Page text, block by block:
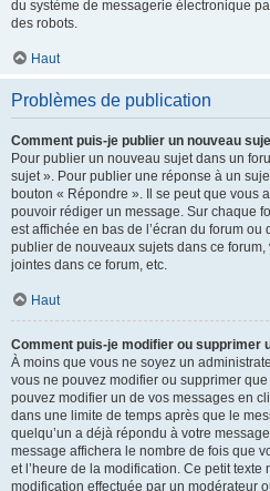
du système de messagerie électronique
des robots.
Haut
Problèmes de publication
Comment puis-je publier un nouveau
Pour publier un nouveau sujet dans un
sujet ». Pour publier une réponse à un
bouton « Répondre ». Il se peut que vous
pouvoir rédiger un message. Sur chaque
est affichée en bas de l’écran du forum
publier de nouveaux sujets dans ce
jointes dans ce forum, etc.
Haut
Comment puis-je modifier ou supprimer
À moins que vous ne soyez un
vous ne pouvez modifier ou supprimer
pouvez modifier un de vos messages en
dans une limite de temps après que le
quelqu’un a déjà répondu à votre
message affichera le nombre de fois que
et l’heure de la modification. Ce petit texte
modification effectuée par un modérateur